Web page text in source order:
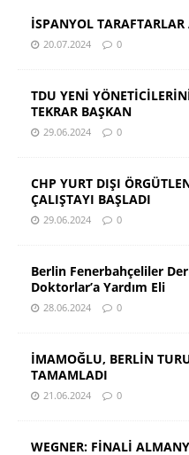
İSPANYOL
20.07.2024 0
TDU YENİ
TEKRAR BAŞKAN
29.06.2024 0
CHP YURT DIŞI
ÇALIŞTAYI BAŞLADI
29.06.2024 0
Berlin Fenerbahçeliler
Doktorlar’a Yardım Eli
28.06.2024 0
İMAMOĞLU, BERLİN
TAMAMLADI
21.06.2024 0
WEGNER: FİNALİ